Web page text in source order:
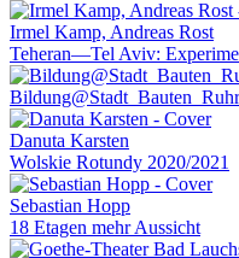
Irmel Kamp, Andreas Rost
Teheran—Tel Aviv:
Bildung@Stadt_Bauten_Ruhr
Danuta Karsten
Wolskie Rotundy 2020/2021
Sebastian Hopp
18 Etagen mehr Aussicht